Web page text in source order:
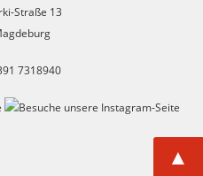
Straße 13
7318940
▲